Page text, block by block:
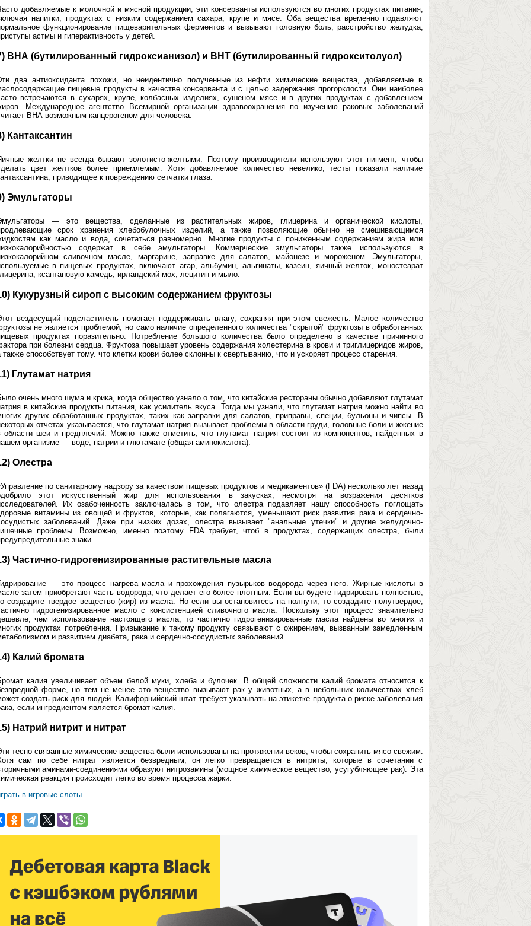
добавляемые к молочной и мясной продукции, эти консерванты используются во многих продуктах питания,
напитки, продуктах с низким содержанием сахара, крупе и мясе. Оба вещества временно подавляют
функционирование пищеварительных ферментов и вызывают головную боль, расстройство желудка,
астмы и гиперактивность у детей.
ВНА (бутилированный гидроксианизол) и ВНТ (бутилированный гидрокситолуол)
два антиоксиданта похожи, но неидентично полученные из нефти химические вещества, добавляемые в
пищевые продукты в качестве консерванта и с целью задержания прогорклости. Они наиболее
встречаются в сухарях, крупе, колбасных изделиях, сушеном мясе и в других продуктах с добавлением
Международное агентство Всемирной организации здравоохранения по изучению раковых заболеваний
ВНА возможным канцерогеном для человека.
Кантаксантин
желтки не всегда бывают золотисто-желтыми. Поэтому производители используют этот пигмент, чтобы
цвет желтков более приемлемым. Хотя добавляемое количество невелико, тесты показали наличие
приводящее к повреждению сетчатки глаза.
Эмульгаторы
— это вещества, сделанные из растительных жиров, глицерина и органической кислоты,
срок хранения хлебобулочных изделий, а также позволяющие обычно не смешивающимся
как масло и вода, сочетаться равномерно. Многие продукты с пониженным содержанием жира или
содержат в себе эмульгаторы. Коммерческие эмульгаторы также используются в
сливочном масле, маргарине, заправке для салатов, майонезе и мороженом. Эмульгаторы,
в пищевых продуктах, включают агар, альбумин, альгинаты, казеин, яичный желток, моностеарат
ксантановую камедь, ирландский мох, лецитин и мыло.
Кукурузный сироп с высоким содержанием фруктозы
вездесущий подсластитель помогает поддерживать влагу, сохраняя при этом свежесть. Малое количество
не является проблемой, но само наличие определенного количества "скрытой" фруктозы в обработанных
продуктах поразительно. Потребление большого количества было определено в качестве причинного
при болезни сердца. Фруктоза повышает уровень содержания холестерина в крови и триглицеридов жиров,
также способствует тому. что клетки крови более склонны к свертыванию, что и ускоряет процесс старения.
Глутамат натрия
очень много шума и крика, когда общество узнало о том, что китайские рестораны обычно добавляют глутамат
в китайские продукты питания, как усилитель вкуса. Тогда мы узнали, что глутамат натрия можно найти во
других обработанных продуктах, таких как заправки для салатов, приправы, специи, бульоны и чипсы. В
отчетах указывается, что глутамат натрия вызывает проблемы в области груди, головные боли и жжение
области шеи и предплечий. Можно также отметить, что глутамат натрия состоит из компонентов, найденных в
организме — воде, натрии и глютамате (общая аминокислота).
Олестра
по санитарному надзору за качеством пищевых продуктов и медикаментов» (FDA) несколько лет назад
этот искусственный жир для использования в закусках, несмотря на возражения десятков
Их озабоченность заключалась в том, что олестра подавляет нашу способность поглощать
витамины из овощей и фруктов, которые, как полагаются, уменьшают риск развития рака и сердечно-
заболеваний. Даже при низких дозах, олестра вызывает "анальные утечки" и другие желудочно-
проблемы. Возможно, именно поэтому FDA требует, чтоб в продуктах, содержащих олестра, были
знаки.
Частично-гидрогенизированные растительные масла
— это процесс нагрева масла и прохождения пузырьков водорода через него. Жирные кислоты в
затем приобретают часть водорода, что делает его более плотным. Если вы будете гидрировать полностью,
создадите твердое вещество (жир) из масла. Но если вы остановитесь на полпути, то создадите полутвердое,
гидрогенизированное масло с консистенцией сливочного масла. Поскольку этот процесс значительно
чем использование настоящего масла, то частично гидрогенизированные масла найдены во многих и
продуктах потребления. Привыкание к такому продукту связывают с ожирением, вызванным замедленным
и развитием диабета, рака и сердечно-сосудистых заболеваний.
Калий бромата
калия увеличивает объем белой муки, хлеба и булочек. В общей сложности калий бромата относится к
форме, но тем не менее это вещество вызывают рак у животных, а в небольших количествах хлеб
создать риск для людей. Калифорнийский штат требует указывать на этикетке продукта о риске заболевания
если ингредиентом является бромат калия.
Натрий нитрит и нитрат
тесно связанные химические вещества были использованы на протяжении веков, чтобы сохранить мясо свежим.
сам по себе нитрат является безвредным, он легко превращается в нитриты, которые в сочетании с
аминами-соединениями образуют нитрозамины (мощное химическое вещество, усугубляющее рак). Эта
реакция происходит легко во время процесса жарки.
в игровые слоты